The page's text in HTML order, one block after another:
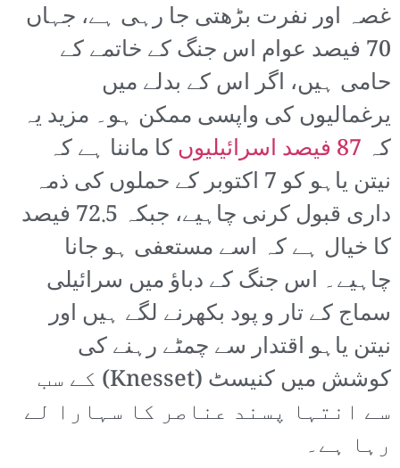
غصہ اور نفرت بڑھتی جا رہی ہے، جہاں
70 فیصد عوام اس جنگ کے خاتمے کے
حامی ہیں، اگر اس کے بدلے میں
یرغمالیوں کی واپسی ممکن ہو۔ مزید یہ
کہ
کا ماننا ہے کہ
نیتن یاہو کو 7 اکتوبر کے حملوں کی ذمہ
داری قبول کرنی چاہیے، جبکہ 72.5 فیصد
کا خیال ہے کہ اسے مستعفی ہو جانا
چاہیے۔ اس جنگ کے دباؤ میں سرائیلی
سماج کے تار و پود بکھرنے لگے ہیں اور
نیتن یاہو اقتدار سے چمٹے رہنے کی
کوشش میں کنیسٹ (Knesset) کے سب
سے انتہا پسند عناصر کا سہارا لے
رہا ہے۔